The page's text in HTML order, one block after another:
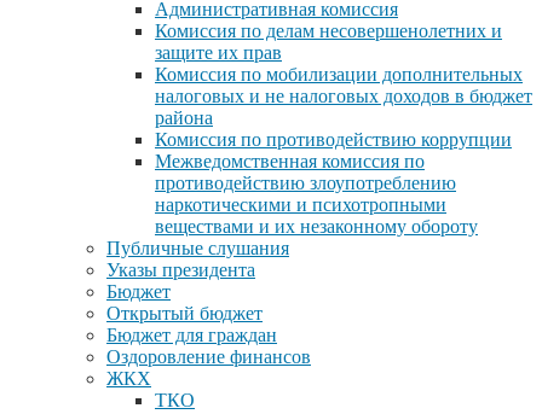
Административная комиссия
Комиссия по делам несовершенолетних и
защите их прав
Комиссия по мобилизации дополнительных
налоговых и не налоговых доходов в бюджет
района
Комиссия по противодействию коррупции
Межведомственная комиссия по
противодействию злоупотреблению
наркотическими и психотропными
веществами и их незаконному обороту
Публичные слушания
Указы президента
Бюджет
Открытый бюджет
Бюджет для граждан
Оздоровление финансов
ЖКХ
ТКО